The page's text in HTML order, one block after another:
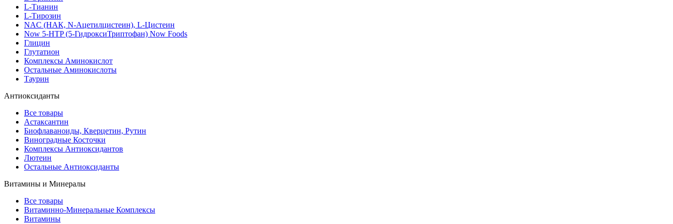
L-Тианин
L-Тирозин
NAC (НАК, N-Ацетилцистеин), L-Цистеин
Now 5-HTP (5-ГидроксиТриптофан) Now Foods
Глицин
Глутатион
Комплексы Аминокислот
Остальные Аминокислоты
Таурин
Антиоксиданты
Все товары
Астаксантин
Биофлаваноиды, Кверцетин, Рутин
Виноградные Косточки
Комплексы Антиоксидантов
Лютеин
Остальные Антиоксиданты
Витамины и Минералы
Все товары
Витаминно-Минеральные Комплексы
Витамины